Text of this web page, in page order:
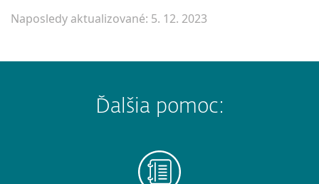
Naposledy aktualizované: 5. 12. 2023
Ďalšia pomoc: